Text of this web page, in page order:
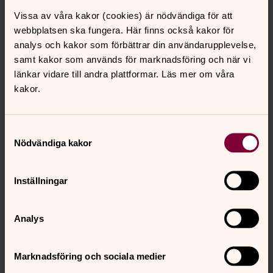
Vissa av våra kakor (cookies) är nödvändiga för att
webbplatsen ska fungera. Här finns också kakor för
analys och kakor som förbättrar din användarupplevelse,
samt kakor som används för marknadsföring och när vi
länkar vidare till andra plattformar. Läs mer om våra
kakor.
Nödvändiga kakor
Inställningar
Analys
Marknadsföring och sociala medier
Marie-Louise Levin